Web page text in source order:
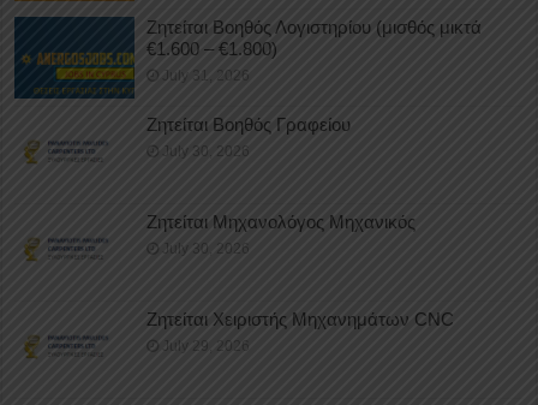
Ζητείται Βοηθός Λογιστηρίου (μισθός μικτά
€1.600 – €1.800)
July 31, 2026
Ζητείται Βοηθός Γραφείου
July 30, 2026
Ζητείται Μηχανολόγος Μηχανικός
July 30, 2026
Ζητείται Χειριστής Μηχανημάτων CNC
July 29, 2026